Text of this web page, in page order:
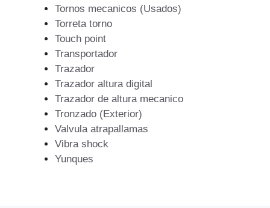
Tornos mecanicos (Usados)
Torreta torno
Touch point
Transportador
Trazador
Trazador altura digital
Trazador de altura mecanico
Tronzado (Exterior)
Valvula atrapallamas
Vibra shock
Yunques